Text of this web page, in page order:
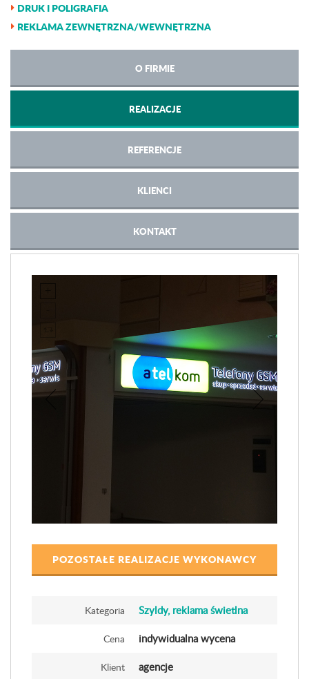
DRUK I POLIGRAFIA
REKLAMA ZEWNĘTRZNA/WEWNĘTRZNA
O FIRMIE
REALIZACJE
REFERENCJE
KLIENCI
KONTAKT
POZOSTAŁE REALIZACJE WYKONAWCY
Kategoria Szyldy, reklama świetlna
Cena indywidualna wycena
Klient agencje